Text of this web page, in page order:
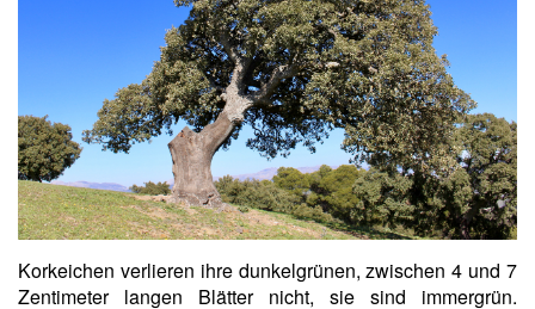
Korkeichen verlieren ihre dunkelgrünen, zwischen 4 und 7
Zentimeter langen Blätter nicht, sie sind immergrün.